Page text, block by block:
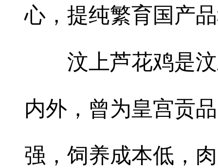
心，提纯繁育国产
汶上芦花鸡是汶
内外，曾为皇宫贡
强，饲养成本低，